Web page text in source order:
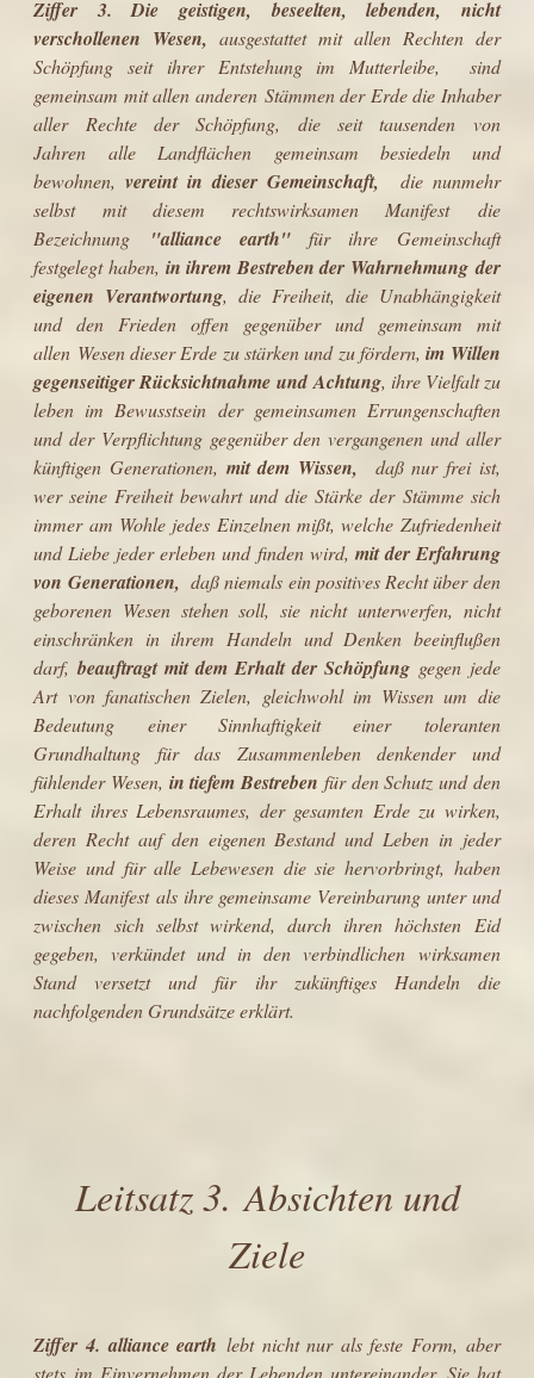
Ziffer 3. Die geistigen, beseelten, lebenden, nicht
verschollenen Wesen, ausgestattet mit allen Rechten der
Schöpfung seit ihrer Entstehung im Mutterleibe, sind
gemeinsam mit allen anderen Stämmen der Erde die Inhaber
aller Rechte der Schöpfung, die seit tausenden von
Jahren alle Landflächen gemeinsam besiedeln und
bewohnen,vereint in dieser Gemeinschaft, die nunmehr
selbst mit diesem rechtswirksamen Manifest die
Bezeichnung
"alliance earth"für ihre Gemeinschaft
festgelegt haben, in ihrem Bestreben der Wahrnehmung der
eigenen Verantwortung, die Freiheit, die Unabhängigkeit
und den Frieden offen gegenüber und gemeinsam mit
allen Wesen dieser Erde zu stärken und zu fördern,im Willen
gegenseitiger Rücksichtnahme und Achtung, ihre Vielfalt zu
leben im Bewusstsein der gemeinsamen Errungenschaften
und der Verpflichtung gegenüber den vergangenen und aller
künftigen Generationen, mit dem Wissen,
daß nur frei ist,
wer seine Freiheit bewahrt und die Stärke der Stämme sich
immer am Wohle jedes Einzelnen mißt, welche Zufriedenheit
und Liebe jeder erleben und finden wird, mit der Erfahrung
von Generationen, daß niemals ein positives Recht über den
geborenen Wesen stehen soll, sie nicht unterwerfen, nicht
einschränken in ihrem Handeln und Denken beeinflußen
darf, beauftragt mit dem Erhalt der Schöpfung gegen jede
Art von fanatischen Zielen, gleichwohl im Wissen um die
Bedeutung einer Sinnhaftigkeit einer toleranten
Grundhaltung für das Zusammenleben denkender und
fühlender Wesen, in tiefem Bestreben für den Schutz und den
Erhalt ihres Lebensraumes, der gesamten Erde zu wirken,
deren Recht auf den eigenen Bestand und Leben in jeder
Weise und für alle Lebewesen die sie hervorbringt, haben
dieses Manifest als ihre gemeinsame Vereinbarung unter und
zwischen sich selbst wirkend, durch ihren höchsten Eid
gegeben, verkündet und in den verbindlichen wirksamen
Stand versetzt und für ihr zukünftiges Handeln die
nachfolgenden Grundsätzeerklärt.
Leitsatz3. Absichten und
Ziele
Ziffer 4. alliance earth lebt nicht nur als feste Form, aber
stets im Einvernehmen der Lebenden untereinander. Sie hat